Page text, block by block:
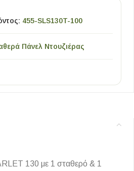
455-SLS130T-100
Πάνελ Ντουζιέρας
130 με 1 σταθερό & 1